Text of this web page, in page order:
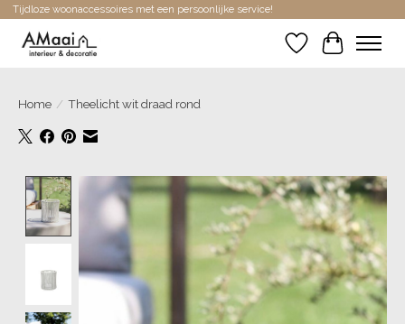
Tijdloze woonaccessoires met een persoonlijke service!
Verlanglijst
Home / Theelicht wit draad rond
Product image slideshow Items